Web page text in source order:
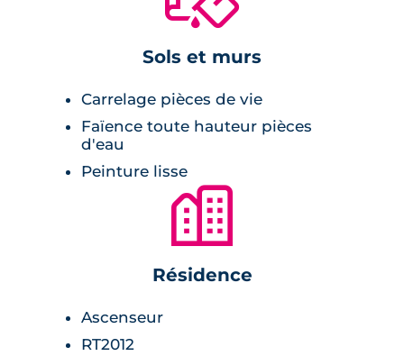
copropriété de 35 appartements neufs,
un seul bâtiment de 3 étages,
lignes architecturales modernes,
parking en sous-sol,
hall d'entrée décoratif.
Sols et murs
Carrelage pièces de vie
Faïence toute hauteur pièces
d'eau
Peinture lisse
🏙
Résidence
Ascenseur
RT2012